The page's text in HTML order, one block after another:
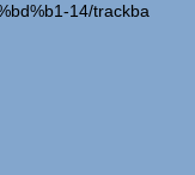
14/trackba